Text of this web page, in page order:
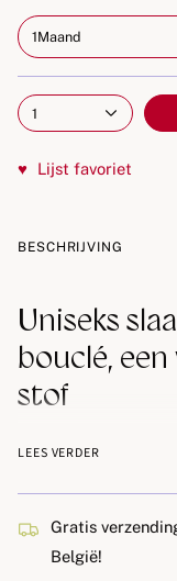
1Maand
1
♥ Lijst favoriet
BESCHRIJVING
Uniseks
bouclé,
stof
De pyjama sluit
het kruis.
LEES VERDER
Gratis
België!